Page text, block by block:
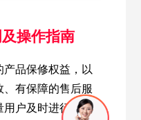
操作指南
品保修权益，以
有保障的售后服
用户及时进行保修